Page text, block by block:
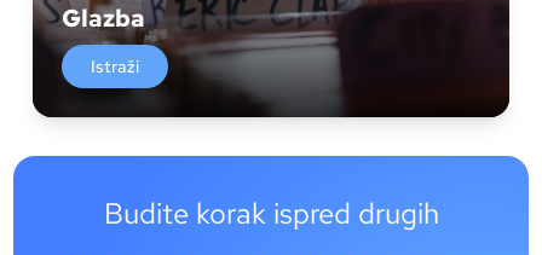
Glazba
Istraži
Budite korak ispred drugih